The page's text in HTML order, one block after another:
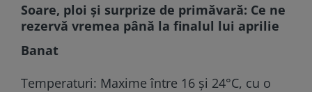
Soare, ploi și surprize de primăvară: Ce ne
rezervă vremea până la finalul lui aprilie
Banat
Temperaturi: Maxime între 16 și 24°C, cu o